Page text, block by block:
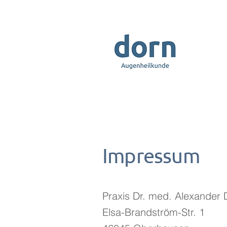
Impressum
Praxis Dr. med. Alexander
Elsa-Brandström-Str. 1